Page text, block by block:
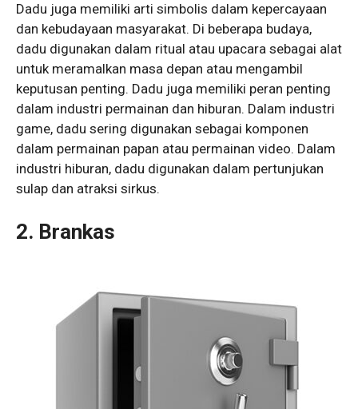
Dadu juga memiliki arti simbolis dalam kepercayaan
dan kebudayaan masyarakat. Di beberapa budaya,
dadu digunakan dalam ritual atau upacara sebagai alat
untuk meramalkan masa depan atau mengambil
keputusan penting. Dadu juga memiliki peran penting
dalam industri permainan dan hiburan. Dalam industri
game, dadu sering digunakan sebagai komponen
dalam permainan papan atau permainan video. Dalam
industri hiburan, dadu digunakan dalam pertunjukan
sulap dan atraksi sirkus.
2. Brankas